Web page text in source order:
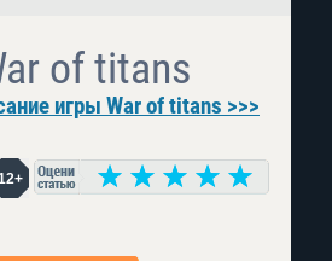
of titans
игры War of titans >>>